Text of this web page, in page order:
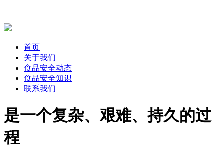
首页
关于我们
食品安全动态
食品安全知识
联系我们
是一个复杂、艰难、持久的过
程